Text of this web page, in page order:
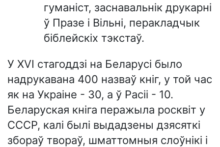
гуманіст, заснавальнік друкарні
ў Празе і Вільні, перакладчык
біблейскіх тэкстаў.
У XVI стагоддзі на Беларусі было
надрукавана 400 назваў кніг, у той час
як на Украіне - 30, а ў Расіі - 10.
Беларуская кніга перажыла росквіт у
СССР, калі былі выдадзены дзясяткі
збораў твораў, шматтомныя слоўнікі і